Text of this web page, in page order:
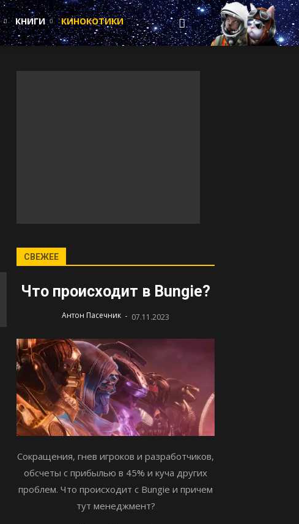
КНИГИ КИНОКОТИКИ
СВЕЖЕЕ
Что происходит в Bungie?
Антон Пасечник - 07.11.2023
Сокращения, гнев игроков и разработчиков,
обсчеты с прибылью в 45% и куча других
проблем. Что происходит с Bungie и причем
тут менеджмент?